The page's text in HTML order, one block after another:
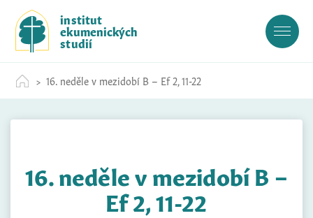
c
institut
ekumenických
studií
16. neděle v mezidobí B – Ef 2, 11-22
16. neděle v mezidobí B –
Ef 2, 11-22